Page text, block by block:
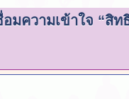
อมความเข้าใจ “